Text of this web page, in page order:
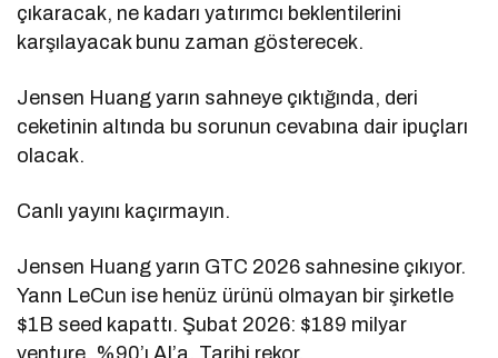
çıkaracak, ne kadarı yatırımcı beklentilerini
karşılayacak bunu zaman gösterecek.
Jensen Huang yarın sahneye çıktığında, deri
ceketinin altında bu sorunun cevabına dair ipuçları
olacak.
Canlı yayını kaçırmayın.
Jensen Huang yarın GTC 2026 sahnesine çıkıyor.
Yann LeCun ise henüz ürünü olmayan bir şirketle
$1B seed kapattı. Şubat 2026: $189 milyar
venture, %90’ı AI’a. Tarihi rekor.